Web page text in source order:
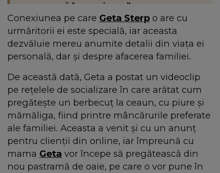
prune, ca să facem vin ars.”
Conexiunea pe care Geta Sterp o are cu
urmăritorii ei este specială, iar aceasta
dezvăluie mereu anumite detalii din viața ei
personală, dar și despre afacerea familiei.
De această dată, Geta a postat un videoclip
pe rețelele de socializare în care arătat cum
pregătește un berbecuț la ceaun, cu piure și
mămăliga, fiind printre mâncărurile preferate
ale familiei. Aceasta a venit și cu un anunț
pentru clienții din online, iar împreună cu
mama Geta vor începe să pregătească din
nou pastramă de oaie, pe care o vor pune în